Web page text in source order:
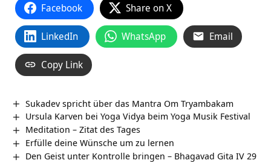
Facebook Share on X
LinkedIn WhatsApp Email
Copy Link
Sukadev spricht über das Mantra Om Tryambakam
Ursula Karven bei Yoga Vidya beim Yoga Musik Festival
Meditation – Zitat des Tages
Erfülle deine Wünsche um zu lernen
Den Geist unter Kontrolle bringen – Bhagavad Gita IV 29